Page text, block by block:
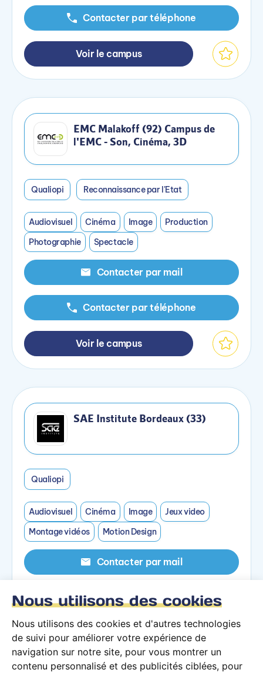
Nous utilisons des cookies
Nous utilisons des cookies et d'autres technologies
de suivi pour améliorer votre expérience de
navigation sur notre site, pour vous montrer un
contenu personnalisé et des publicités ciblées, pour
Contacter par téléphone
Voir le campus
EMC Malakoff (92) Campus de
l'EMC - Son, Cinéma, 3D
Qualiopi Reconnaissance par l'Etat
Audiovisuel Cinéma Image
Production
Photographie
Spectacle
Contacter par mail
Contacter par téléphone
Voir le campus
SAE Institute Bordeaux (33)
Qualiopi
Audiovisuel Cinéma Image
Jeux video
Montage vidéos
Motion Design
Contacter par mail
Contacter par téléphone
Voir le campus